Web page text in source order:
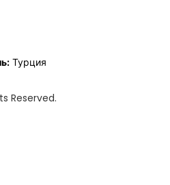
Турция
Reserved.